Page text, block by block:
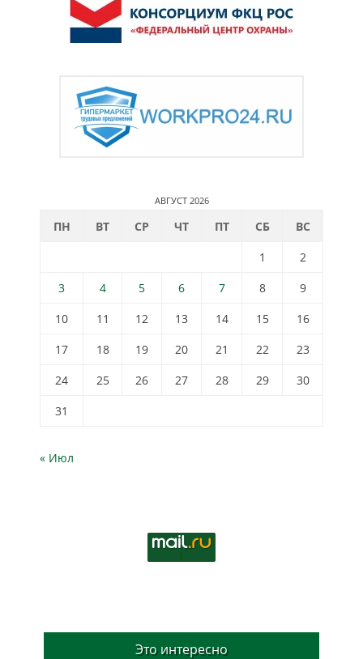
АВГУСТ 2026
ПН ВТ СР ЧТ ПТ СБ
ВС
1
2
3
4 5 6 7 8
9
10
11 12 13 14 15
16
17
18 19 20 21 22
23
24
25 26 27 28 29
30
31
« Июл
Это интересно